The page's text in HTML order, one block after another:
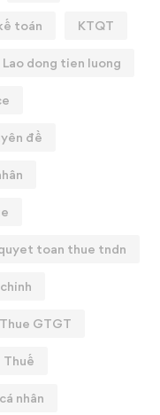
toán KTQT
Lao dong tien luong
đề
toan thue tndn
Thue GTGT
Thuế
nhân